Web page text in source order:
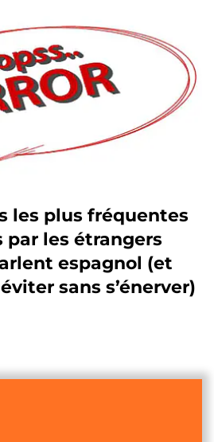
les plus fréquentes
par les étrangers
espagnol (et
sans s’énerver)